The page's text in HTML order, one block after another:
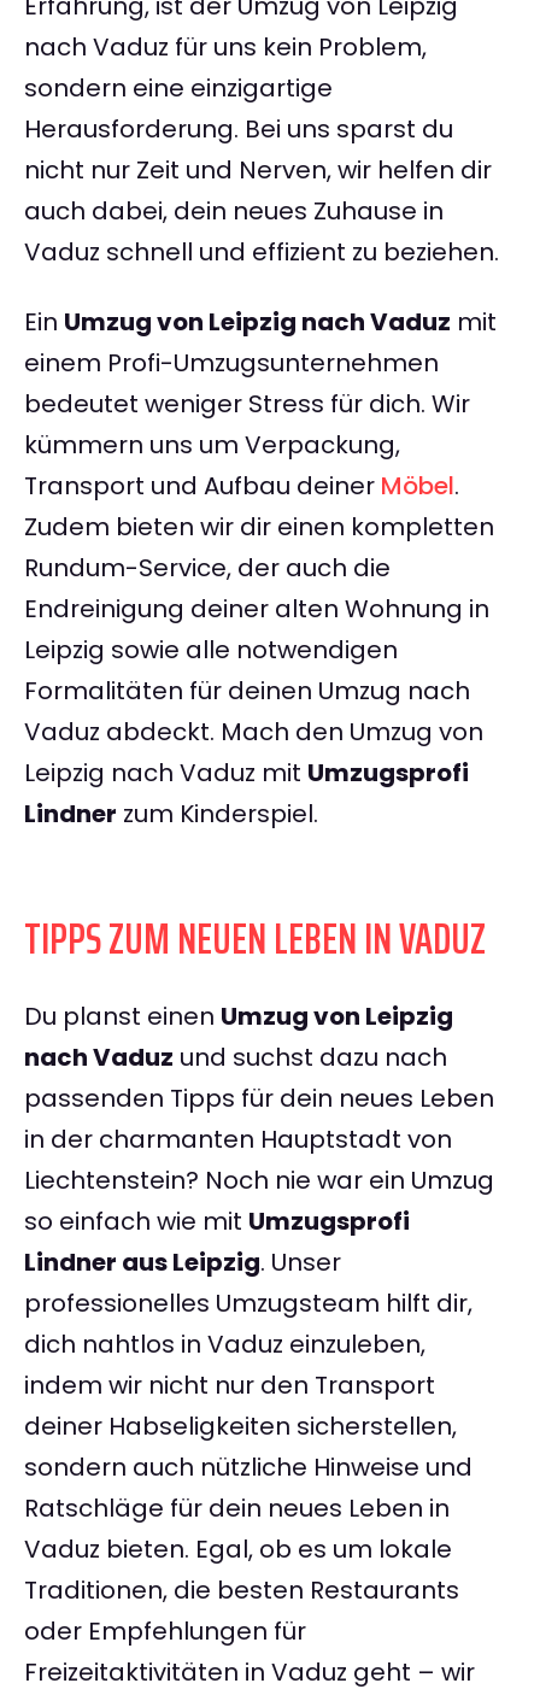
nach Vaduz für uns kein Problem,
sondern eine einzigartige
Herausforderung. Bei uns sparst du
nicht nur Zeit und Nerven, wir helfen dir
auch dabei, dein neues Zuhause in
Vaduz schnell und effizient zu beziehen.
Ein Umzug von Leipzig nach Vaduz mit
einem Profi-Umzugsunternehmen
bedeutet weniger Stress für dich. Wir
kümmern uns um Verpackung,
Transport und Aufbau deiner Möbel.
Zudem bieten wir dir einen kompletten
Rundum-Service, der auch die
Endreinigung deiner alten Wohnung in
Leipzig sowie alle notwendigen
Formalitäten für deinen Umzug nach
Vaduz abdeckt. Mach den Umzug von
Leipzig nach Vaduz mit Umzugsprofi
Lindner zum Kinderspiel.
TIPPS ZUM NEUEN LEBEN IN VADUZ
Du planst einen Umzug von Leipzig
nach Vaduz und suchst dazu nach
passenden Tipps für dein neues Leben
in der charmanten Hauptstadt von
Liechtenstein? Noch nie war ein Umzug
so einfach wie mit Umzugsprofi
Lindner aus Leipzig. Unser
professionelles Umzugsteam hilft dir,
dich nahtlos in Vaduz einzuleben,
indem wir nicht nur den Transport
deiner Habseligkeiten sicherstellen,
sondern auch nützliche Hinweise und
Ratschläge für dein neues Leben in
Vaduz bieten. Egal, ob es um lokale
Traditionen, die besten Restaurants
oder Empfehlungen für
Freizeitaktivitäten in Vaduz geht – wir